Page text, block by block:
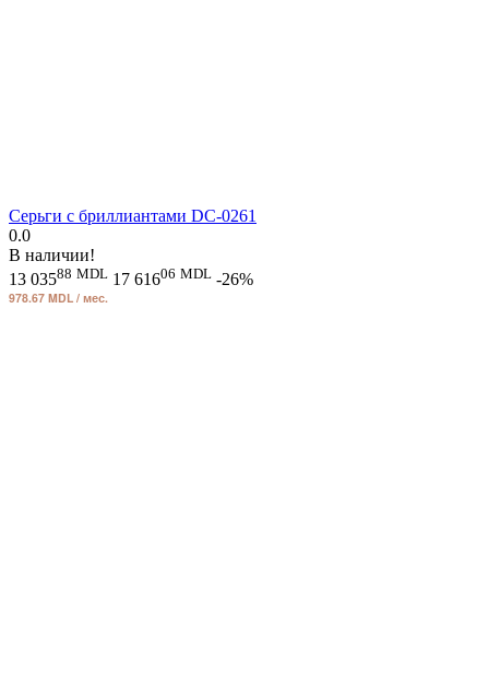
Серьги с бриллиантами DC-0261
0.0
В наличии!
13 03588 MDL 17 61606 MDL -26%
978.67 MDL / мес.